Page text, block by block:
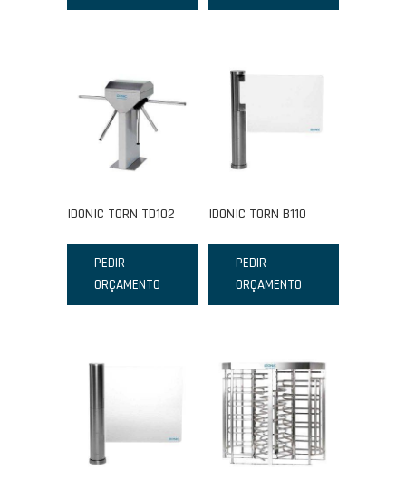
IDONIC TORN TD102
PEDIR
ORÇAMENTO
IDONIC TORN B110
PEDIR
ORÇAMENTO